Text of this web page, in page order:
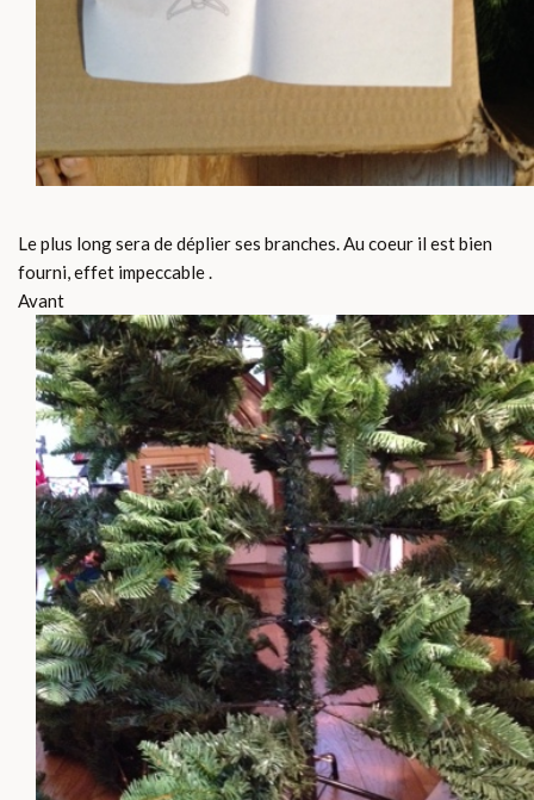
Le plus long sera de déplier ses branches. Au coeur il est bien
fourni, effet impeccable .
Avant